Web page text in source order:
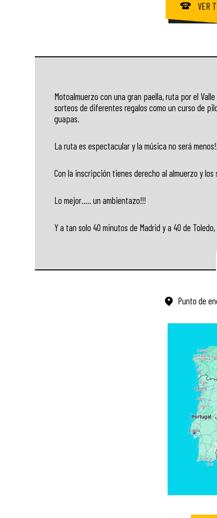
VER
Motoalmuerzo con una gran paella, ruta por el
sorteos de diferentes regalos como un curso de
guapas.
La ruta es espectacular y la música no será
Con la inscripción tienes derecho al almuerzo y
Lo mejor….. un ambientazo!!!
Y a tan solo 40 minutos de Madrid y a 40 de
Punto de